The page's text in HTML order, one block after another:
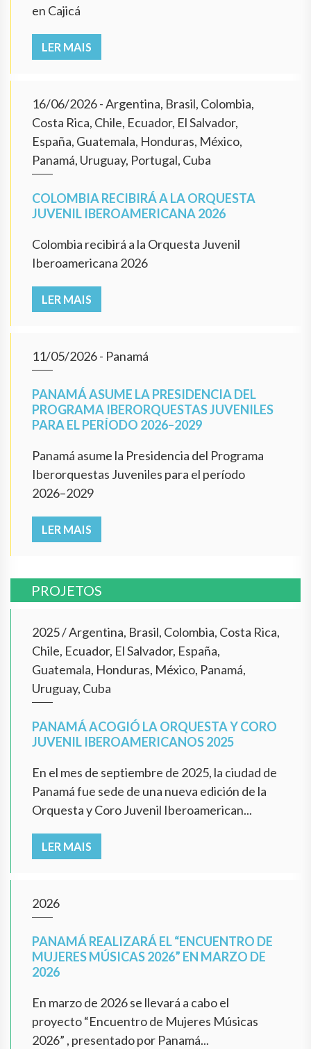
en Cajicá
LER MAIS
16/06/2026- Argentina, Brasil, Colombia,
Costa Rica, Chile, Ecuador, El Salvador,
España, Guatemala, Honduras, México,
Panamá, Uruguay, Portugal, Cuba
COLOMBIA RECIBIRÁ A LA ORQUESTA
JUVENIL IBEROAMERICANA 2026
Colombia recibirá a la Orquesta Juvenil
Iberoamericana 2026
LER MAIS
11/05/2026- Panamá
PANAMÁ ASUME LA PRESIDENCIA DEL
PROGRAMA IBERORQUESTAS JUVENILES
PARA EL PERÍODO 2026–2029
Panamá asume la Presidencia del Programa
Iberorquestas Juveniles para el período
2026–2029
LER MAIS
PROJETOS
2025/Argentina, Brasil, Colombia, Costa Rica,
Chile, Ecuador, El Salvador, España,
Guatemala, Honduras, México, Panamá,
Uruguay, Cuba
PANAMÁ ACOGIÓ LA ORQUESTA Y CORO
JUVENIL IBEROAMERICANOS 2025
En el mes de septiembre de 2025, la ciudad de
Panamá fue sede de una nueva edición de la
Orquesta y Coro Juvenil Iberoamerican...
LER MAIS
2026
PANAMÁ REALIZARÁ EL “ENCUENTRO DE
MUJERES MÚSICAS 2026” EN MARZO DE
2026
En marzo de 2026 se llevará a cabo el
proyecto “Encuentro de Mujeres Músicas
2026” , presentado por Panamá...